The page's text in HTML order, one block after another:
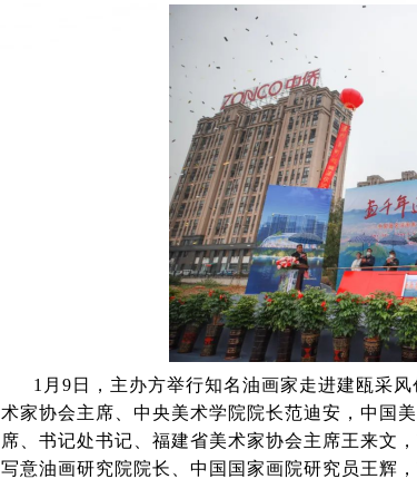
1月9日，主办方举行知名油画家走进建瓯采
术家协会主席、中央美术学院院长范迪安，中国
席、书记处书记、福建省美术家协会主席王来文
写意油画研究院院长、中国国家画院研究员王辉